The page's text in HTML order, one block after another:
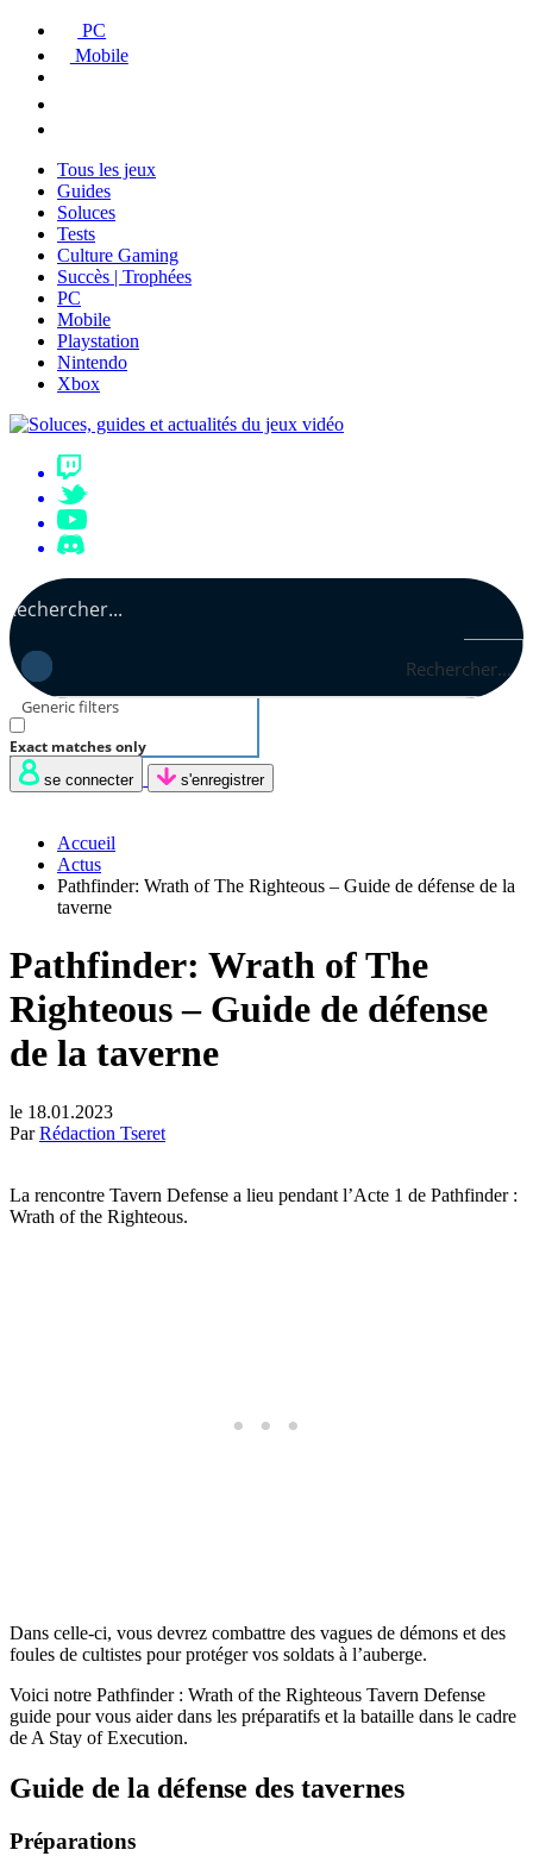
PC
Mobile
Tous les jeux
Guides
Soluces
Tests
Culture Gaming
Succès | Trophées
PC
Mobile
Playstation
Nintendo
Xbox
Rechercher...
Generic filters
Exact matches only
se connecter s'enregistrer
Accueil
Actus
Pathfinder: Wrath of The Righteous – Guide de défense de la
taverne
Pathfinder: Wrath of The
Righteous – Guide de défense
de la taverne
le 18.01.2023
ParRédaction Tseret
La rencontre Tavern Defense a lieu pendant l’Acte 1 de Pathfinder :
Wrath of the Righteous.
Dans celle-ci, vous devrez combattre des vagues de démons et des
foules de cultistes pour protéger vos soldats à l’auberge.
Voici notre Pathfinder : Wrath of the Righteous Tavern Defense
guide pour vous aider dans les préparatifs et la bataille dans le cadre
de A Stay of Execution.
Guide de la défense des tavernes
Préparations